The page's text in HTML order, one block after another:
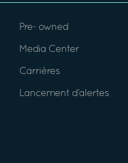
Pre- owned
Media Center
Carrières
Lancement d’alertes